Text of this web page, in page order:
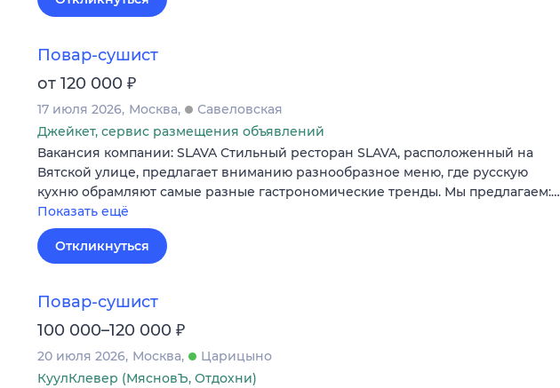
Повар-сушист
от 120 000 ₽
17 июля 2026 Москва
Савеловская
Джейкет, сервис размещения объявлений
Вакансия компании: SLAVA Стильный ресторан SLAVA, расположенный на
Вятской улице, предлагает вниманию разнообразное меню, где русскую
кухню обрамляют самые разные гастрономические тренды. Мы предлагаем:…
Показать ещё
Откликнуться
Повар-сушист
100 000–120 000 ₽
20 июля 2026 Москва
Царицыно
КуулКлевер (МясновЪ, Отдохни)